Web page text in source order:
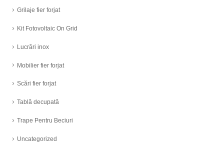
Grilaje fier forjat
Kit Fotovoltaic On Grid
Lucrări inox
Mobilier fier forjat
Scări fier forjat
Tablă decupată
Trape Pentru Beciuri
Uncategorized